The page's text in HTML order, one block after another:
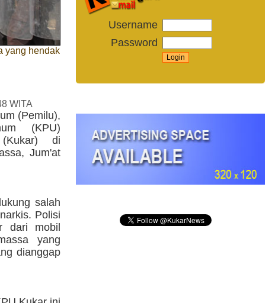
yang hendak
WITA
(Pemilu),
(KPU)
di
Jum'at
salah
Polisi
dari mobil
yang
dianggap
Username
Password